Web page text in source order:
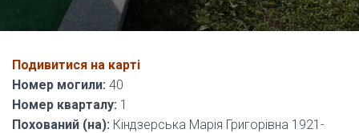
Ю
Подивитися на карті
Номер могили: 40
Номер кварталу: 1
Похований (на): Кіндзерська Марія Григорівна 1921-